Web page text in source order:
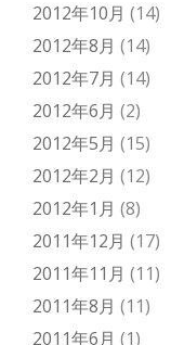
2012年10月 (14)
2012年8月 (14)
2012年7月 (14)
2012年6月 (2)
2012年5月 (15)
2012年2月 (12)
2012年1月 (8)
2011年12月 (17)
2011年11月 (11)
2011年8月 (11)
2011年6月 (1)